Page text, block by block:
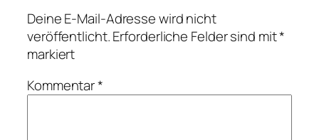
Deine E-Mail-Adresse wird nicht
veröffentlicht.Erforderliche Felder sind mit*
markiert
Kommentar*